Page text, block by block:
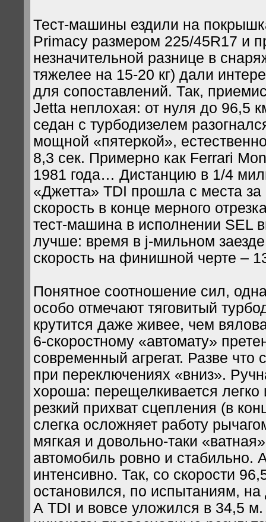
Тест-машины ездили на
Primacy размером 225/45R17 и
незначительной разнице в
тяжелее на 15-20 кг) дали
для сопоставлений. Так,
Jetta неплохая: от нуля до 96,5
седан с турбодизелем
мощной «пятеркой»,
8,3 сек. Примерно как Ferrari
1981 года… Дистанцию в 1/4
«Джетта» TDI прошла с места за
скорость в конце мерного
тест-машина в исполнении SEL
лучше: время в ј-мильном
скорость на финишной черте –
Понятное соотношение сил,
особо отмечают тяговитый
крутится даже живее, чем
6-скоростному «автомату»
современный агрегат. Разве что
при переключениях «вниз».
хороша: перещелкивается легко
резкий прихват сцепления (в
слегка осложняет работу
мягкая и довольно-таки
автомобиль ровно и стабильно.
интенсивно. Так, со скорости
остановился, по испытаниям,
А TDI и вовсе уложился в 34,5